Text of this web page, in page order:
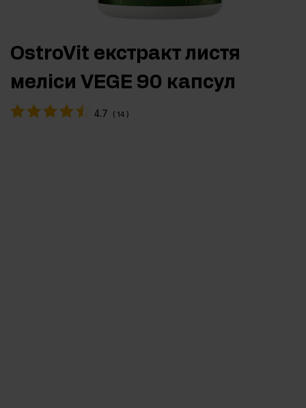
OstroVit екстракт листя
меліси VEGE 90 капсул
4.7 ( 14 )